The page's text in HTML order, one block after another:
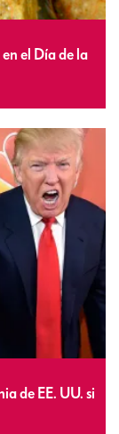
el Día de la
de EE. UU. si